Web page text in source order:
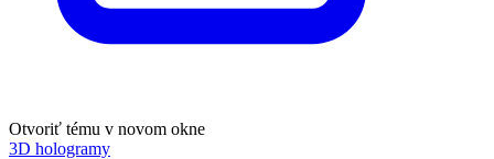
Otvoriť tému v novom okne
3D hologramy